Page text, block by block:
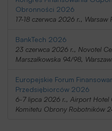
Obronności 2026
17-18 czerwca 2026 r., Warsaw
BankTech 2026
23 czerwca 2026 r., Novotel
Marszałkowska 94/98,
Europejskie Forum
Przedsiębiorców 2026
6-7 lipca 2026 r., Airport Hotel
Komitetu Obrony Robotników